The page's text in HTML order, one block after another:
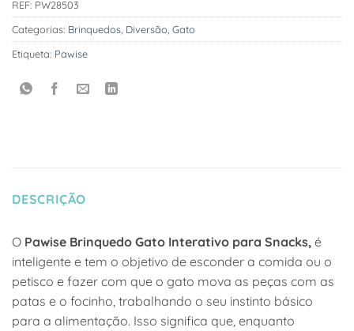
REF: PW28503
Categorias: Brinquedos Diversão Gato
Etiqueta: Pawise
DESCRIÇÃO
O Pawise Brinquedo Gato Interativo para Snacks, é
inteligente e tem o objetivo de esconder a comida ou o
petisco e fazer com que o gato mova as peças com as
patas e o focinho, trabalhando o seu instinto básico
para a alimentação. Isso significa que, enquanto